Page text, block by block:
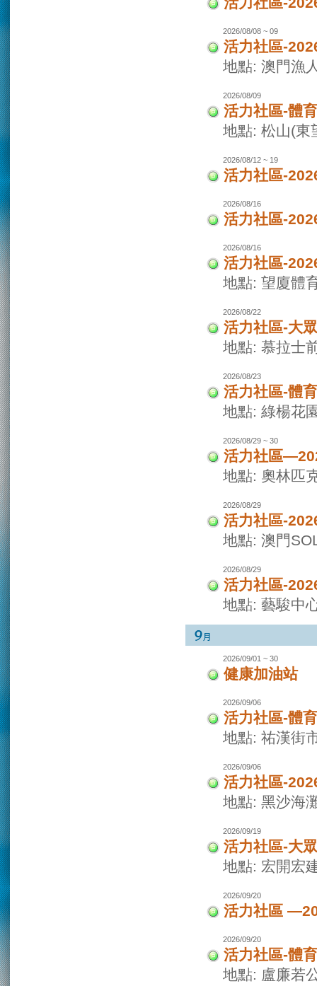
2026/08/08 ~ 09
活力社區-
地點: 澳門漁
2026/08/09
活力社區-體
地點: 松山(東
2026/08/12 ~ 19
活力社區-
2026/08/16
活力社區-
2026/08/16
活力社區-
地點: 望廈體
2026/08/22
活力社區-大
地點: 慕拉士
2026/08/23
活力社區-體
地點: 綠楊花
2026/08/29 ~ 30
活力社區
地點: 奧林匹
2026/08/29
活力社區-
地點: 澳門
2026/08/29
活力社區-
地點: 藝駿中
2026/09/01 ~ 30
健康加油站
2026/09/06
活力社區-體
地點: 祐漢街
2026/09/06
活力社區-
地點: 黑沙海
2026/09/19
活力社區-大
地點: 宏開宏
2026/09/20
活力社區
2026/09/20
活力社區-體
地點: 盧廉若